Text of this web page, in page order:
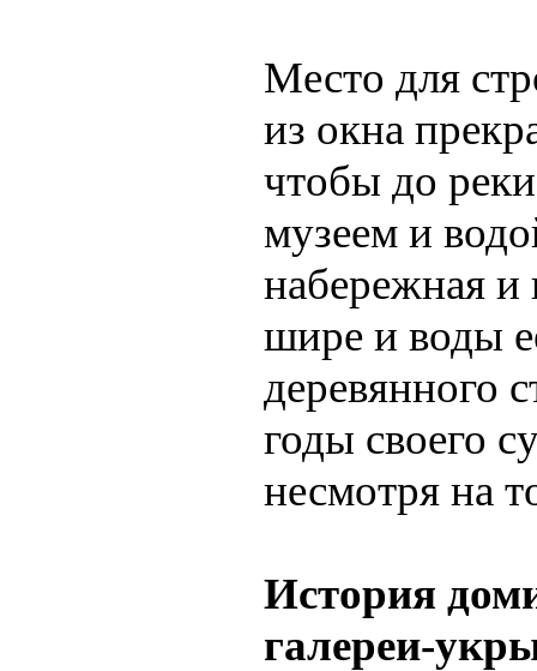
Место для
из окна
чтобы до
музеем и
набережная
шире и воды
деревянного
годы своего
несмотря на
История
галереи-